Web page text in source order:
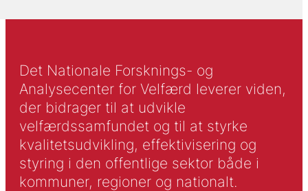
Det Nationale Forsknings- og
Analysecenter for Velfærd leverer viden,
der bidrager til at udvikle
velfærdssamfundet og til at styrke
kvalitetsudvikling, effektivisering og
styring i den offentlige sektor både i
kommuner, regioner og nationalt.